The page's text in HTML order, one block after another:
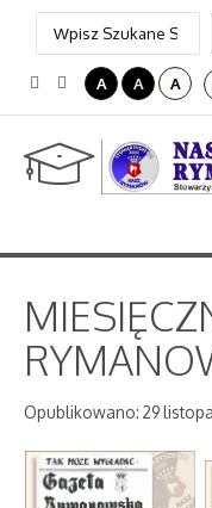
A A A
Opublikowano: 29